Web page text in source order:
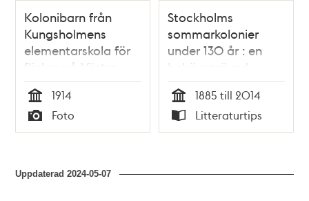
Kolonibarn från
Kungsholmens
elementarskola för
flickor på Västra
Edsvik på Väddö
Tid
1914
Typ
Foto
Stockholms
sommarkolonier
under 130 år : en
behövsprövad
välfärdstjänst eller
en fritidsverksamhet
för alla? / Ann-
Charlotte Münger
Tid
1885 till 2014
Typ
Litteraturtips
Uppdaterad2024-05-07